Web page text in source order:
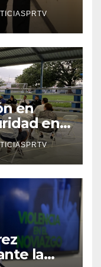
en
en
la